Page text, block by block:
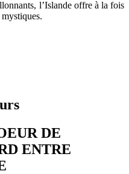
l’Islande offre à la fois
DE
ENTRE